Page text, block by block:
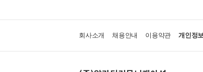
회사소개 채용안내 이용약관 개인정